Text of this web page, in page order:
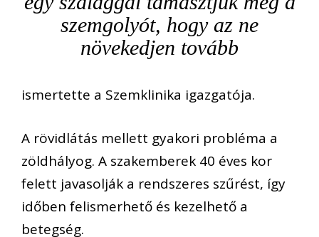
szemgolyót, hogy az ne
növekedjen tovább
ismertette a Szemklinika igazgatója.
A rövidlátás mellett gyakori probléma a
zöldhályog. A szakemberek 40 éves kor
felett javasolják a rendszeres szűrést, így
időben felismerhető és kezelhető a
betegség.